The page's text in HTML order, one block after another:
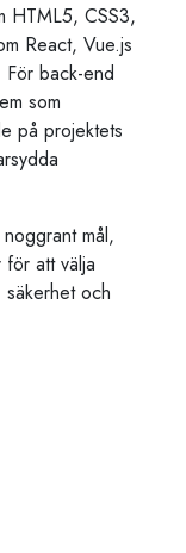
HTML5, CSS3,
React, Vue.js
back-end
som
på projektets
mål,
att välja
och